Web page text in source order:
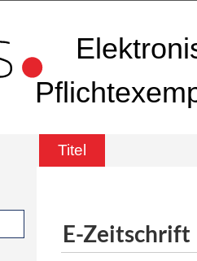
Titel
E-Zeitschrift